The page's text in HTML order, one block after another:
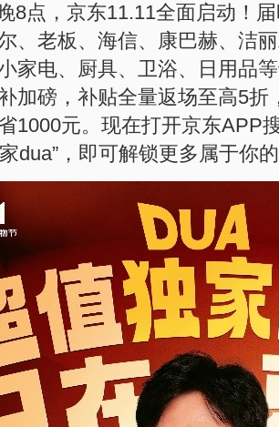
8点，京东11.11全面启动！
、老板、海信、康巴赫、洁
家电、厨具、卫浴、日用品
加磅，补贴全量返场至高5折
1000元。现在打开京东APP
家dua”，即可解锁更多属于你